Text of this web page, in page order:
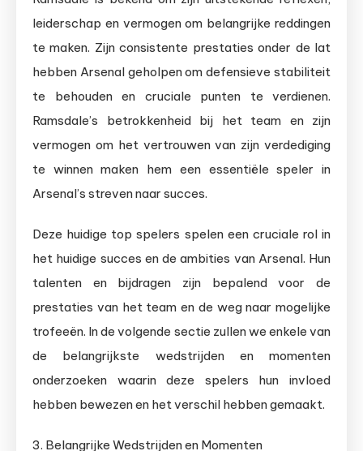
leiderschap en vermogen om belangrijke reddingen
te maken. Zijn consistente prestaties onder de lat
hebben Arsenal geholpen om defensieve stabiliteit
te behouden en cruciale punten te verdienen.
Ramsdale’s betrokkenheid bij het team en zijn
vermogen om het vertrouwen van zijn verdediging
te winnen maken hem een essentiële speler in
Arsenal’s streven naar succes.
Deze huidige top spelers spelen een cruciale rol in
het huidige succes en de ambities van Arsenal. Hun
talenten en bijdragen zijn bepalend voor de
prestaties van het team en de weg naar mogelijke
trofeeën. In de volgende sectie zullen we enkele van
de belangrijkste wedstrijden en momenten
onderzoeken waarin deze spelers hun invloed
hebben bewezen en het verschil hebben gemaakt.
3. Belangrijke Wedstrijden en Momenten